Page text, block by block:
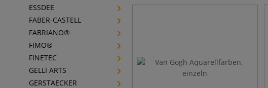
ESSDEE
FABER-CASTELL
FABRIANO®
FIMO®
FINETEC
GELLI ARTS
GERSTAECKER